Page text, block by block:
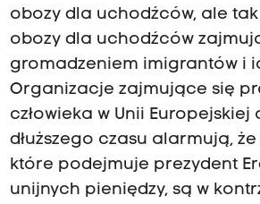
obozy dla uchodźców, ale
obozy dla uchodźców
gromadzeniem imigrantów i
Organizacje zajmujące się
człowieka w Unii Europejskiej
dłuższego czasu alarmują, że
które podejmuje prezydent
unijnych pieniędzy, są w